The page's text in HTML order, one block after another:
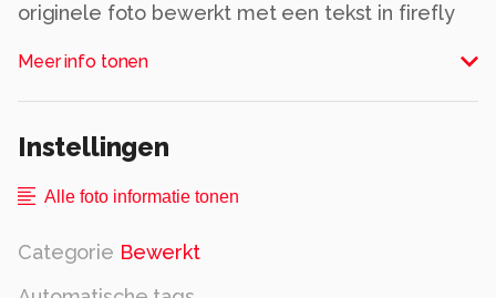
originele foto bewerkt met een tekst in firefly
Meer info tonen
Instellingen
Alle foto informatie tonen
Categorie Bewerkt